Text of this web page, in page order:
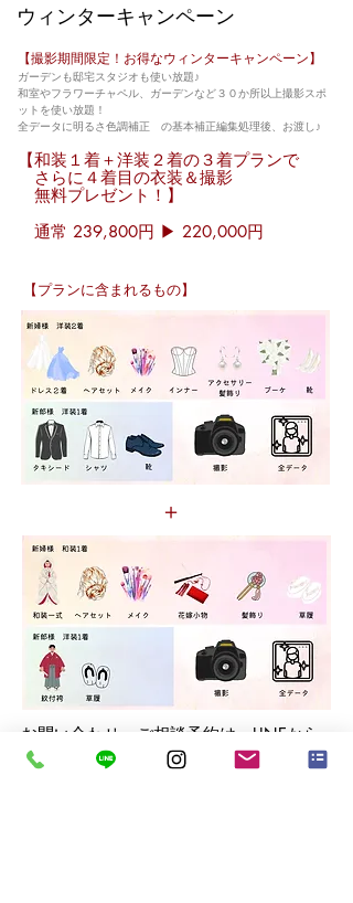
​ウィンターキャンペーン
【撮影期間限定！お得なウィンターキャンペーン】​
ガーデンも邸宅スタジオも使い放題♪
和室やフラワーチャペル、ガーデンなど３０か所以上撮影スポ
ットを使い放題！
全データに明るさ色調補正 の基本補正編集処理後、お渡し♪
【和装１着＋洋装２着の３着プランで
さらに４着目の衣装＆撮影
無料プレゼント！】
通常 239,800円 ▶ 220,000円
【プランに含まれるもの】
＋
＋
お問い合わせ、ご相談予約は、LINEから
がスムーズです！